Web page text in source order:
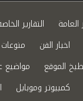
العامة التقارير
اخبار الفن
الموقع
مواضيع
كمبيوتر وموبايل